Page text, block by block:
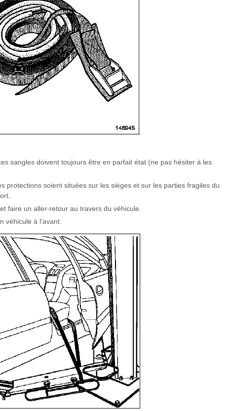
sangles doivent toujours être en parfait état (ne pas hésiter à les
protections soient situées sur les sièges et sur les parties fragiles du
faire un aller-retour au travers du véhicule.
véhicule à l'avant.